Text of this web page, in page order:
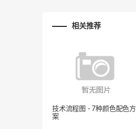
相关推荐
技术流程图 - 7种颜色配色方
案